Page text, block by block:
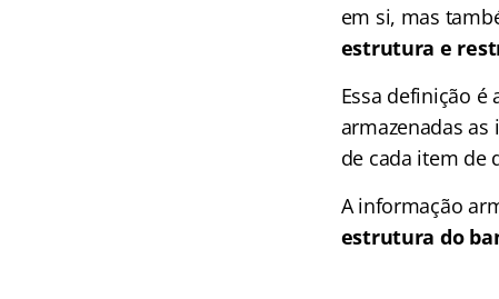
em si, mas
estrutura e
Essa definição
armazenadas
de cada item de
A informação
estrutura do